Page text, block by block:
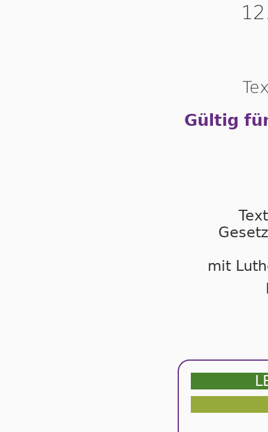
Gültig
mit